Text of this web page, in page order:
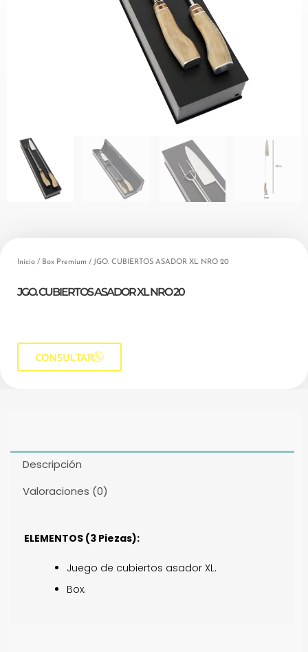
Inicio / Box Premium / JGO. CUBIERTOS ASADOR XL NRO 20
JGO. CUBIERTOS ASADOR XL NRO 20
CONSULTAR
Descripción
Valoraciones (0)
ELEMENTOS (3 Piezas):
Juego de cubiertos asador XL.
Box.